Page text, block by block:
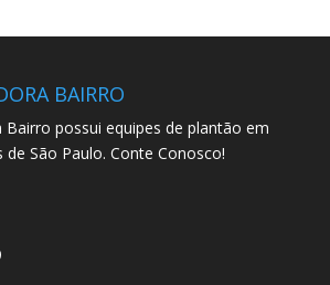
BAIRRO
Bairro possui equipes de plantão em
São Paulo. Conte Conosco!